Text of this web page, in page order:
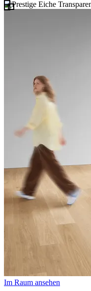
Im Raum ansehen